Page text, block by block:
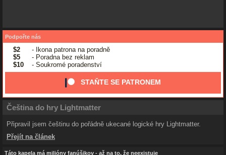
Podpořte nás
$2
- Ikona patrona na poradně
$5
- Poradna bez reklam
$10
- Soukromé poradenství
STAŇTE SE PATRONEM
Čeština do hry Lightmatter
Připravil jsem češtinu do pořádně ukecané logické hry Lightmatter.
Přejít na článek
Táto kapela má milióny fanúšikov - až na to, že neexistuje